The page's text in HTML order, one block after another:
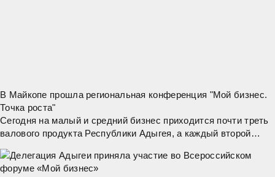
В Майкопе прошла региональная конференция "Мой бизнес.
Точка роста"
Сегодня на малый и средний бизнес приходится почти треть
валового продукта Республики Адыгея, а каждый второй
сообщил в МАХ глава Адыгеи Мурат